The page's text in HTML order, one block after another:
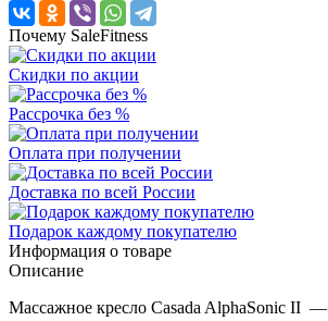
Почему SaleFitness
Скидки по акции
Рассрочка без %
Оплата при получении
Доставка по всей России
Подарок каждому покупателю
Информация о товаре
Описание
Массажное кресло Casada AlphaSonic II —